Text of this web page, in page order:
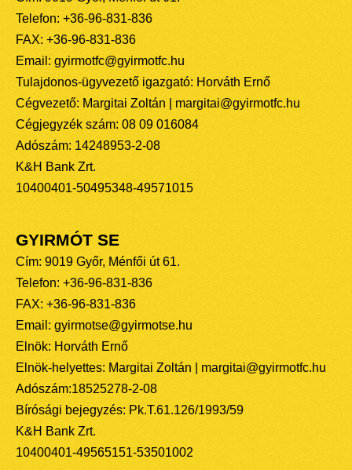
Telefon: +36-96-831-836
FAX: +36-96-831-836
Email: gyirmotfc@gyirmotfc.hu
Tulajdonos-ügyvezető igazgató: Horváth Ernő
Cégvezető: Margitai Zoltán | margitai@gyirmotfc.hu
Cégjegyzék szám: 08 09 016084
Adószám: 14248953-2-08
K&H Bank Zrt.
10400401-50495348-49571015
GYIRMÓT SE
Cím: 9019 Győr, Ménfői út 61.
Telefon: +36-96-831-836
FAX: +36-96-831-836
Email: gyirmotse@gyirmotse.hu
Elnök: Horváth Ernő
Elnök-helyettes: Margitai Zoltán | margitai@gyirmotfc.hu
Adószám:18525278-2-08
Bírósági bejegyzés: Pk.T.61.126/1993/59
K&H Bank Zrt.
10400401-49565151-53501002